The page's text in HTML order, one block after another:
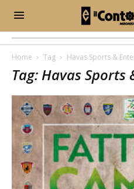
Home Tag Havas Sports &
Tag: Havas